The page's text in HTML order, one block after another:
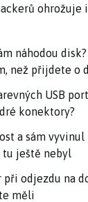
ohrožuje
náhodou
než přijdete o
USB
konektory?
a sám vyvinul
tu ještě nebyl
odjezdu na
měli